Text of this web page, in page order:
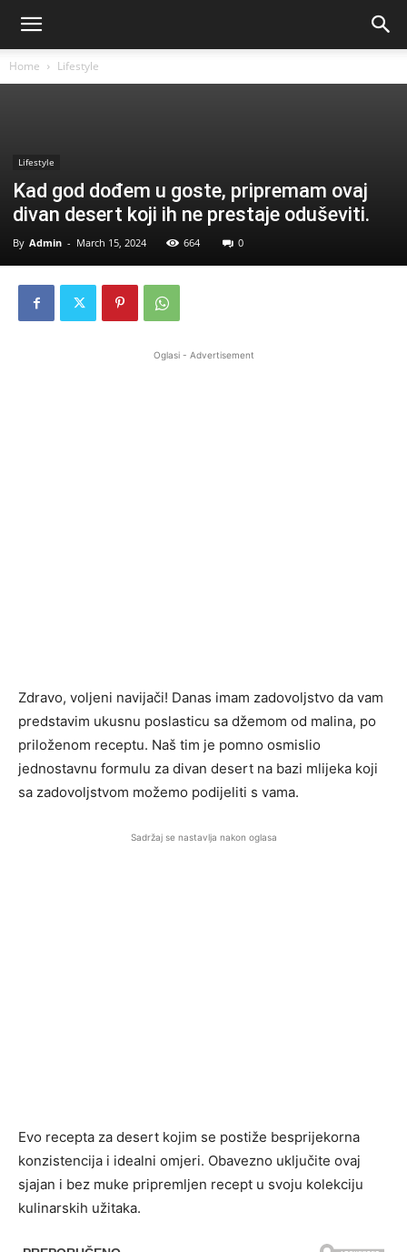
Home Lifestyle
Lifestyle
Kad god dođem u goste, pripremam ovaj
divan desert koji ih ne prestaje oduševiti.
By Admin - March 15, 2024 664 0
Oglasi - Advertisement
Zdravo, voljeni navijači! Danas imam zadovoljstvo da vam
predstavim ukusnu poslasticu sa džemom od malina, po
priloženom receptu. Naš tim je pomno osmislio
jednostavnu formulu za divan desert na bazi mlijeka koji
sa zadovoljstvom možemo podijeliti s vama.
Sadržaj se nastavlja nakon oglasa
Evo recepta za desert kojim se postiže besprijekorna
konzistencija i idealni omjeri. Obavezno uključite ovaj
sjajan i bez muke pripremljen recept u svoju kolekciju
kulinarskih užitaka.